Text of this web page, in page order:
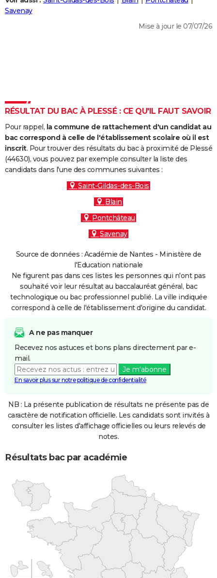
Destinations
City break
Voyage nature
Voyage de noces
Forum
Climat
+
PHOTO
Dictionnaire
Biographies
Citations
Expressions
Proverbes
PROGRAMME TV
COPAINS D'AVANT
S'inscrire
Se connecter
Lycées
Collèges
Primaires
Universités
Entreprises
Service militaire
Avis de recherche
AVIS DE DÉCÈS
FORUM
Savenay
Mise à jour le 07/07/26
RÉSULTAT DU BAC À PLESSÉ : CE QU'IL FAUT SAVOIR
Pour rappel, la commune de rattachement d'un candidat au
bac correspond à celle de l'établissement scolaire où il est
inscrit. Pour trouver des résultats du bac à proximité de Plessé
(44630), vous pouvez par exemple consulter la liste des
candidats dans l'une des communes suivantes :
Saint-Gildas-des-Bois
Blain
Pontchâteau
Savenay
Source de données : Académie de Nantes - Ministère de
l'Education nationale
Ne figurent pas dans ces listes les personnes qui n'ont pas
souhaité voir leur résultat au baccalauréat général, bac
technologique ou bac professionnel publié. La ville indiquée
correspond à celle de l'établissement d'origine du candidat.
A ne pas manquer
Recevez nos astuces et bons plans directement par e-
mail.
Je m'abonne
En savoir plus sur notre politique de confidentialité
NB : La présente publication de résultats ne présente pas de
caractère de notification officielle. Les candidats sont invités à
consulter les listes d'affichage officielles ou leurs relevés de
notes.
Résultats bac par académie